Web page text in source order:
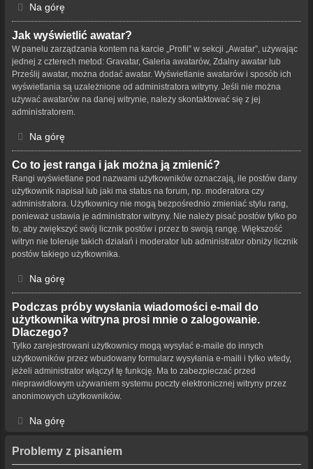
Na górę
Jak wyświetlić awatar?
W panelu zarządzania kontem na karcie „Profil” w sekcji „Awatar”, używając
jednej z czterech metod: Gravatar, Galeria awatarów, Zdalny awatar lub
Prześlij awatar, można dodać awatar. Wyświetlanie awatarów i sposób ich
wyświetlania są uzależnione od administratora witryny. Jeśli nie można
używać awatarów na danej witrynie, należy skontaktować się z jej
administratorem.
Na górę
Co to jest ranga i jak można ją zmienić?
Rangi wyświetlane pod nazwami użytkowników oznaczają, ile postów dany
użytkownik napisał lub jaki ma status na forum, np. moderatora czy
administratora. Użytkownicy nie mogą bezpośrednio zmieniać stylu rang,
ponieważ ustawia je administrator witryny. Nie należy pisać postów tylko po
to, aby zwiększyć swój licznik postów i przez to swoją rangę. Większość
witryn nie toleruje takich działań i moderator lub administrator obniży licznik
postów takiego użytkownika.
Na górę
Podczas próby wysłania wiadomości e-mail do
użytkownika witryna prosi mnie o zalogowanie.
Dlaczego?
Tylko zarejestrowani użytkownicy mogą wysyłać e-maile do innych
użytkowników przez wbudowany formularz wysyłania e-maili i tylko wtedy,
jeżeli administrator włączył tę funkcję. Ma to zabezpieczać przed
nieprawidłowym używaniem systemu poczty elektronicznej witryny przez
anonimowych użytkowników.
Na górę
Problemy z pisaniem